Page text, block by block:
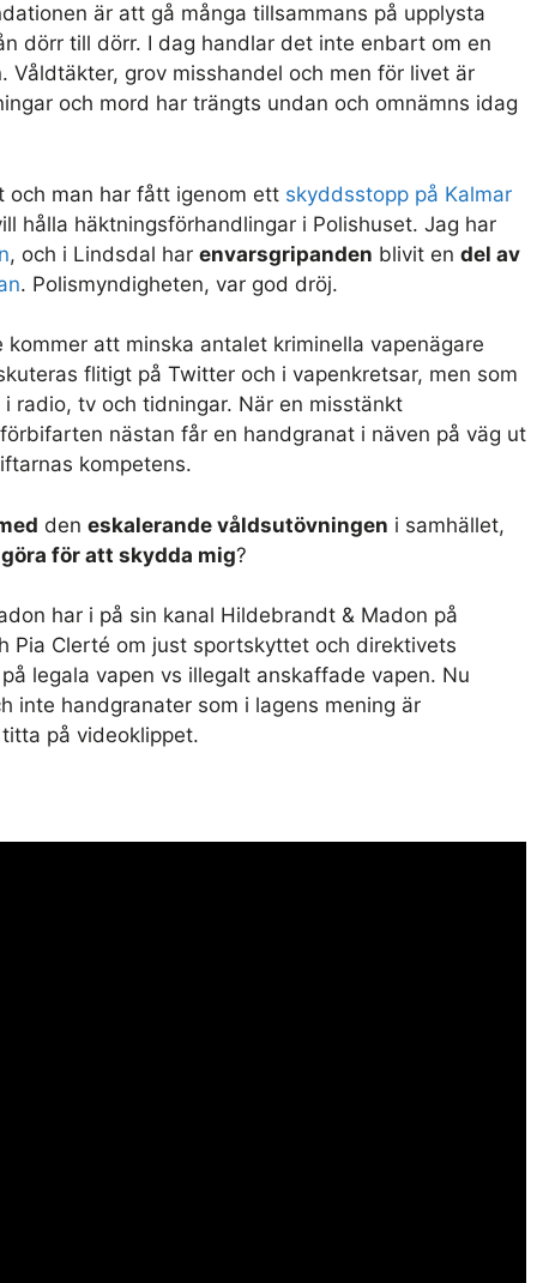
är att gå många tillsammans på upplysta
dörr till dörr. I dag handlar det inte enbart om en
Våldtäkter, grov misshandel och men för livet är
och mord har trängts undan och omnämns idag
och man har fått igenom ett skyddsstopp på Kalmar
hålla häktningsförhandlingar i Polishuset. Jag har
, och i Lindsdal har envarsgripanden blivit en del av
. Polismyndigheten, var god dröj.
att minska antalet kriminella vapenägare
flitigt på Twitter och i vapenkretsar, men som
radio, tv och tidningar. När en misstänkt
nästan får en handgranat i näven på väg ut
kompetens.
den eskalerande våldsutövningen i samhället,
för att skydda mig?
har i på sin kanal Hildebrandt & Madon på
Pia Clerté om just sportskyttet och direktivets
legala vapen vs illegalt anskaffade vapen. Nu
inte handgranater som i lagens mening är
på videoklippet.